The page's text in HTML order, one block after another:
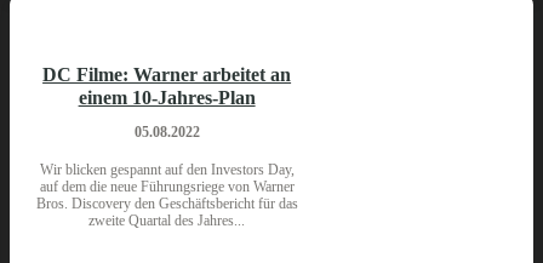
DC Filme: Warner arbeitet an
einem 10-Jahres-Plan
05.08.2022
Wir blicken gespannt auf den Investors Day,
auf dem die neue Führungsriege von Warner
Bros. Discovery den Geschäftsbericht für das
zweite Quartal des Jahres...